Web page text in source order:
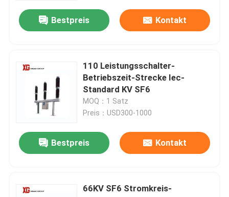
Vakuumleistungsschalter
Ct-Stromwandler
Maßeinheit CT Pint
Zink-Oxid-Überspannungsschutz
Bestpreis Kontakt
110 Leistungsschalter-
Betriebszeit-Strecke Iec-
Standard KV SF6
MOQ：1 Satz
Preis：USD300-1000
Bestpreis Kontakt
66KV SF6 Stromkreis-